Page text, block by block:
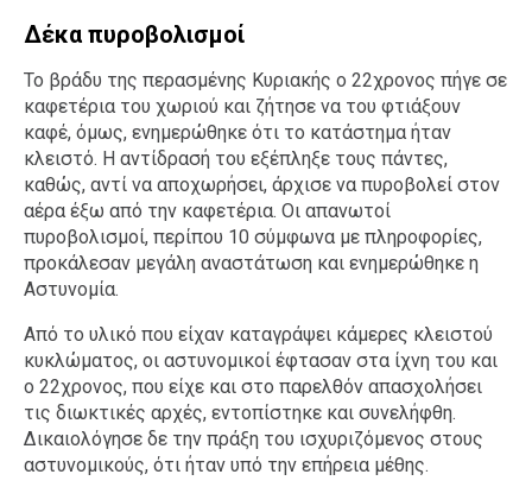
Food
Body+Mind
Ταξίδια
Style
Σπίτι
Family
Σχέσεις
AGENDA
Agenda
Επιλογές
Εισιτήρια
Δέκα πυροβολισμοί
Το βράδυ της περασμένης Κυριακής ο 22χρονος πήγε σε
καφετέρια του χωριού και ζήτησε να του φτιάξουν
καφέ, όμως, ενημερώθηκε ότι το κατάστημα ήταν
κλειστό. Η αντίδρασή του εξέπληξε τους πάντες,
καθώς, αντί να αποχωρήσει, άρχισε να πυροβολεί στον
αέρα έξω από την καφετέρια. Οι απανωτοί
πυροβολισμοί, περίπου 10 σύμφωνα με πληροφορίες,
προκάλεσαν μεγάλη αναστάτωση και ενημερώθηκε η
Αστυνομία.
Από το υλικό που είχαν καταγράψει κάμερες κλειστού
κυκλώματος, οι αστυνομικοί έφτασαν στα ίχνη του και
ο 22χρονος, που είχε και στο παρελθόν απασχολήσει
τις διωκτικές αρχές, εντοπίστηκε και συνελήφθη.
Δικαιολόγησε δε την πράξη του ισχυριζόμενος στους
αστυνομικούς, ότι ήταν υπό την επήρεια μέθης.